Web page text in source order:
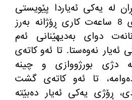
لە یەکی ئەیاردا پێویستی
8
ساعەت کاری ڕۆژانە بەرز
دوای بەدیهێنانی ئەم
ئەیار نەوەستا. تا ئەو کاتەی
دژی بورژووازی و چینە
تا ئەو کاتەی گشت
ڕۆژی یەکی ئەیار دەبێتە